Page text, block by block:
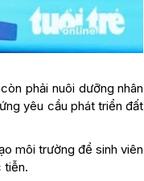
phải nuôi dưỡng nhân
yêu cầu phát triển đất
môi trường để sinh viên
tiễn.